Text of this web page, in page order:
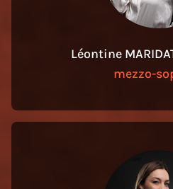
Léontine
mezzo-